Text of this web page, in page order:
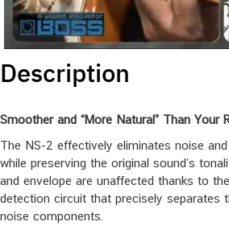
Description
Smoother and “More Natural” Than Your
The NS-2 effectively eliminates noise
while preserving the original sound’s
and envelope are unaffected thanks to
detection circuit that precisely separates
noise components.